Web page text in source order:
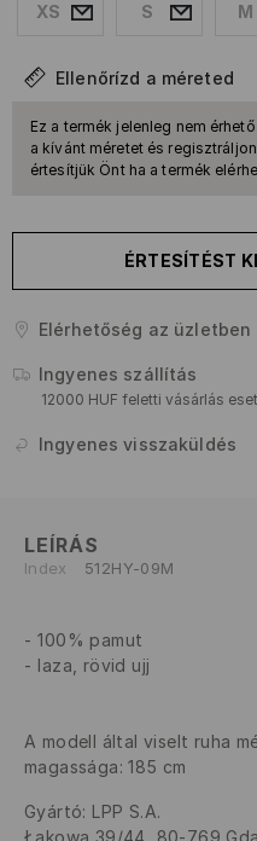
XS S M
Ellenőrízd a méreted
Ez a termék jelenleg nem
a kívánt méretet és
értesítjük Önt ha a termék
ÉRTESÍTÉST
Elérhetőség az üzletben
Ingyenes szállítás
12000 HUF feletti vásárlás
Ingyenes visszaküldés
LEÍRÁS
Index 512HY-09M
100% pamut
laza, rövid ujj
A modell által viselt ruha
magassága: 185 cm
Gyártó: LPP S.A.